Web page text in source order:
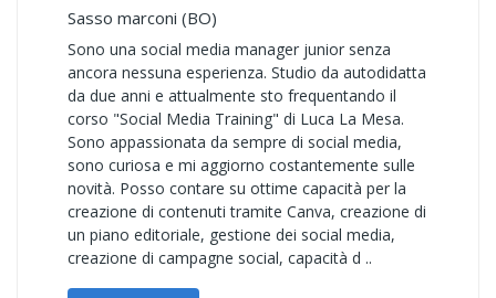
Sasso marconi (BO)
Sono una social media manager junior senza
ancora nessuna esperienza. Studio da autodidatta
da due anni e attualmente sto frequentando il
corso "Social Media Training" di Luca La Mesa.
Sono appassionata da sempre di social media,
sono curiosa e mi aggiorno costantemente sulle
novità. Posso contare su ottime capacità per la
creazione di contenuti tramite Canva, creazione di
un piano editoriale, gestione dei social media,
creazione di campagne social, capacità d ..